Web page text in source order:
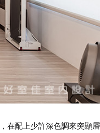
在配上少許深色調來突顯層